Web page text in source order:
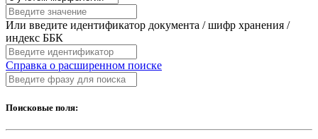
Или введите идентификатор документа / шифр хранения /
индекс ББК
Справка о расширенном поиске
Поисковые поля: